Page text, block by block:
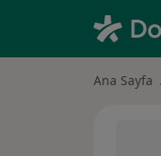
Ana Sayfa